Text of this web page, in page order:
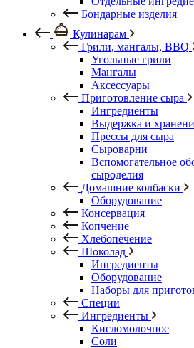
Бондарные изделия
Кулинарам
Грили, мангалы, BBQ
Угольные грили
Мангалы
Аксессуары
Приготовление сыра
Ингредиенты
Выдержка и
Прессы для сыра
Сыроварни
Вспомогательное
сыроделия
Домашние колбаски
Оборудование
Консервация
Копчение
Хлебопечение
Шоколад
Ингредиенты
Оборудование
Наборы для
Специи
Ингредиенты
Кисломолочное
Соли